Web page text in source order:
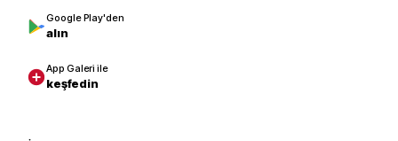
Google Play'den
alın
App Galeri ile
keşfedin